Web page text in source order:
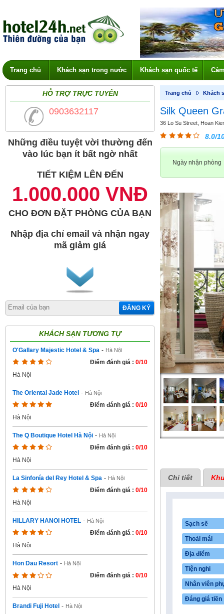
Trang chủ Khách sạn trong nước Khách sạn quốc tế
HỖ TRỢ TRỰC TUYẾN
0903632117
Những điều tuyệt vời thường đến
vào lúc bạn ít bất ngờ nhất
TIẾT KIỆM LÊN ĐẾN
1.000.000 VNĐ
CHO ĐƠN ĐẶT PHÒNG CỦA BẠN
Nhập địa chỉ email và nhận ngay
mã giảm giá
ĐĂNG KÝ
KHÁCH SẠN TƯƠNG TỰ
O'Gallary Majestic Hotel & Spa - Hà Nội
Điểm đánh giá : 0/10
Hà Nội
The Oriental Jade Hotel - Hà Nội
Điểm đánh giá : 0/10
Hà Nội
The Q Boutique Hotel Hà Nội - Hà Nội
Điểm đánh giá : 0/10
Hà Nội
La Sinfonía del Rey Hotel & Spa - Hà Nội
Điểm đánh giá : 0/10
Hà Nội
HILLARY HANOI HOTEL - Hà Nội
Điểm đánh giá : 0/10
Hà Nội
Hon Dau Resort - Hà Nội
Điểm đánh giá : 0/10
Hà Nội
Brandi Fuji Hotel - Hà Nội
Trang chủ Khách
Silk Queen
36 Lo Su Street, Hoan
8.0/
Ngày nhận phòng
Chi tiết
Sạch sẽ
Thoải mái
Địa điểm
Tiện nghi
Nhân viên
Đáng giá tiền